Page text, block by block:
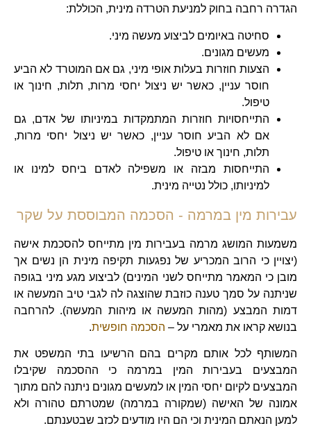
הגדרה רחבה בחוק למניעת הטרדה מינית, הכוללת:
סחיטה באיומים לביצוע מעשה מיני.
מעשים מגונים.
הצעות חוזרות בעלות אופי מיני, גם אם המוטרד לא הביע
חוסר עניין, כאשר יש ניצול יחסי מרות, תלות, חינוך או
טיפול.
התייחסויות חוזרות המתמקדות במיניותו של אדם, גם
אם לא הביע חוסר עניין, כאשר יש ניצול יחסי מרות,
תלות, חינוך או טיפול.
התייחסות מבזה או משפילה לאדם ביחס למינו או
למיניותו, כולל נטייה מינית.
עבירות מין במרמה - הסכמה המבוססת על שקר
משמעות המושג מרמה בעבירות מין מתייחס להסכמת אישה
(יצויין כי הרוב המכריע של נפגעות תקיפה מינית הן נשים אך
מובן כי המאמר מתייחס לשני המינים) לביצוע מגע מיני בגופה
שניתנה על סמך טענה כוזבת שהוצגה לה לגבי טיב המעשה או
דמות המבצע (מהות המעשה או מיהות המעשה). להרחבה
בנושא קראו את מאמרי על – הסכמה חופשית.
המשותף לכל אותם מקרים בהם הרשיעו בתי המשפט את
המבצעים בעבירות המין במרמה כי ההסכמה שקיבלו
המבצעים לקיום יחסי המין או למעשים מגונים ניתנה להם מתוך
אמונה של האישה (שמקורה במרמה) שמטרתם טהורה ולא
למען הנאתם המינית וכי הם היו מודעים לכזב שבטענתם.